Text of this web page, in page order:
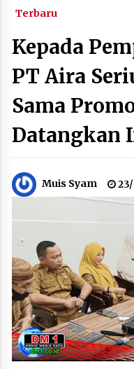
Terbaru
Kepada
PT Aira
Sama
Datangkan
Muis Syam